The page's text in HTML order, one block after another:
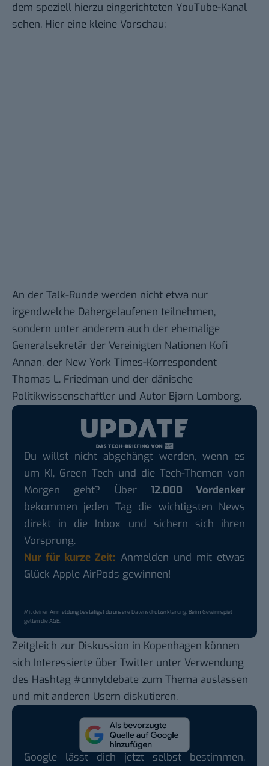
dem speziell hierzu eingerichteten YouTube-Kanal
sehen. Hier eine kleine Vorschau:
An der Talk-Runde werden nicht etwa nur
irgendwelche Dahergelaufenen teilnehmen,
sondern unter anderem auch der ehemalige
Generalsekretär der Vereinigten Nationen Kofi
Annan, der New York Times-Korrespondent
Thomas L. Friedman und der dänische
Politikwissenschaftler und Autor Bjørn Lomborg.
Du willst nicht abgehängt werden, wenn es
um KI, Green Tech und die Tech-Themen von
Morgen geht? Über 12.000 Vordenker
bekommen jeden Tag die wichtigsten News
direkt in die Inbox und sichern sich ihren
Vorsprung.
Nur für kurze Zeit: Anmelden und mit etwas
Glück Apple AirPods gewinnen!
Mit deiner Anmeldung bestätigst du unsereDatenschutzerklärung. Beim Gewinnspiel
gelten dieAGB.
Zeitgleich zur Diskussion in Kopenhagen können
sich Interessierte über Twitter unter Verwendung
des Hashtag #cnnytdebate zum Thema auslassen
und mit anderen Usern diskutieren.
Google lässt dich jetzt selbst bestimmen,